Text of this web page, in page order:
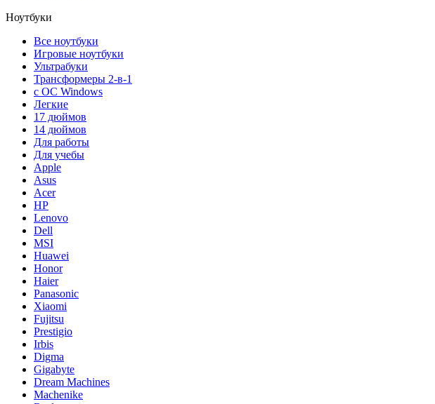
Ноутбуки
Все ноутбуки
Игровые ноутбуки
Ультрабуки
Трансформеры 2-в-1
с ОС Windows
Легкие
17 дюймов
14 дюймов
Для работы
Для учебы
Apple
Asus
Acer
HP
Lenovo
Dell
MSI
Huawei
Honor
Haier
Panasonic
Xiaomi
Fujitsu
Prestigio
Irbis
Digma
Gigabyte
Dream Machines
Machenike